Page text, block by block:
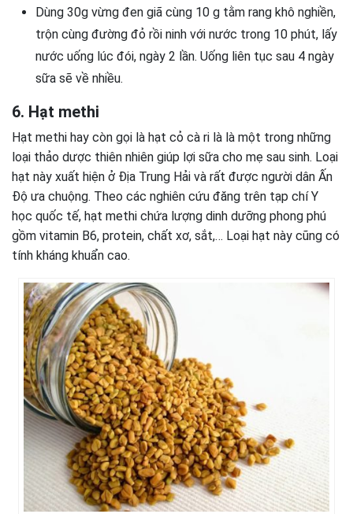
Dùng 30g vừng đen giã cùng 10 g tằm rang khô nghiền,
trộn cùng đường đỏ rồi ninh với nước trong 10 phút, lấy
nước uống lúc đói, ngày 2 lần. Uống liên tục sau 4 ngày
sữa sẽ về nhiều.
6. Hạt methi
Hạt methi hay còn gọi là hạt cỏ cà ri là là một trong những
loại thảo dược thiên nhiên giúp lợi sữa cho mẹ sau sinh. Loại
hạt này xuất hiện ở Địa Trung Hải và rất được người dân Ấn
Độ ưa chuộng. Theo các nghiên cứu đăng trên tạp chí Y
học quốc tế, hạt methi chứa lượng dinh dưỡng phong phú
gồm vitamin B6, protein, chất xơ, sắt,… Loại hạt này cũng có
tính kháng khuẩn cao.